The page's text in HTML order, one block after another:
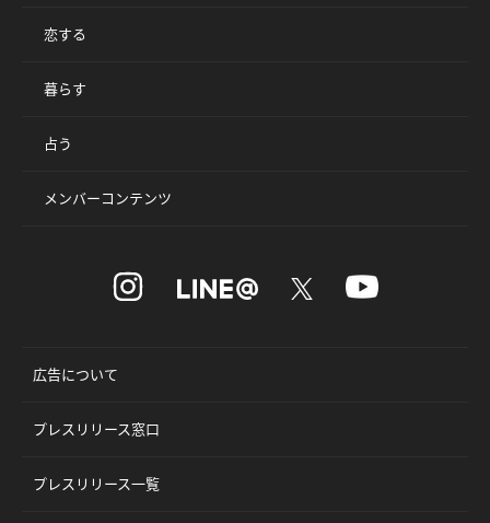
恋する
暮らす
占う
メンバーコンテンツ
広告について
プレスリリース窓口
プレスリリース一覧